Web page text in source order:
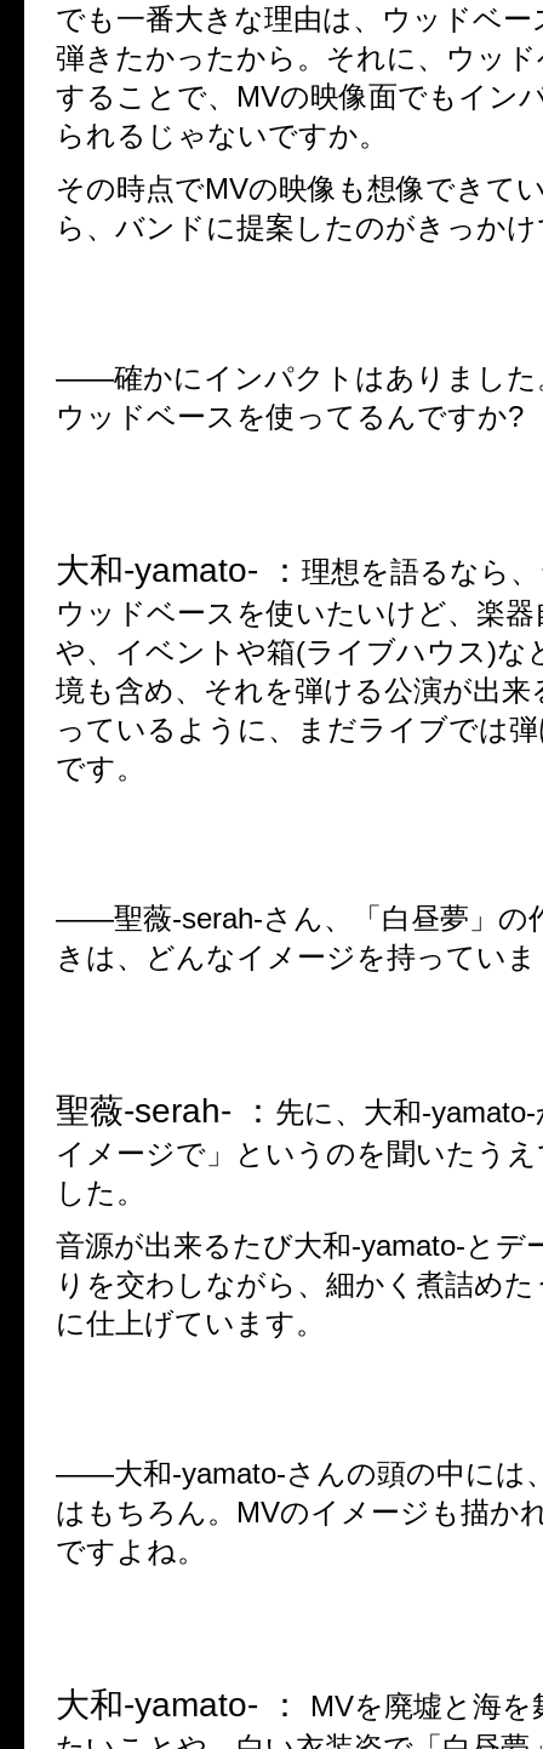
でも一番大きな理由は、ウッドベー
弾きたかったから。それに、ウッ
することで、 MVの映像面でもイン
られるじゃないですか。
その時点でMVの映像も想像できて
ら、バンドに提案したのがきっか
――確かにインパクトはありまし
ウッドベースを使ってるんですか?
大和-yamato- ： 理想を語るなら
ウッドベースを使いたいけど、楽
や、イベントや箱(ライブハウス)な
境も含め、それを弾ける公演が出来
っているように、まだライブでは
です。
――聖薇-serah-さん、「白昼夢」の
きは、どんなイメージを持ってい
聖薇-serah- ： 先に、大和-yamato-
イメージで」というのを聞いたう
した。
音源が出来るたび大和-yamato-とデ
りを交わしながら、細かく煮詰め
に仕上げています。
――大和-yamato-さんの頭の中には
はもちろん。 MVのイメージも描か
ですよね。
大和-yamato- ： MVを廃墟と海を